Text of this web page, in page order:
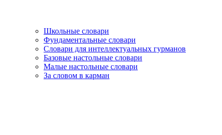
Школьные словари
Фундаментальные словари
Словари для интеллектуальных гурманов
Базовые настольные словари
Малые настольные словари
За словом в карман